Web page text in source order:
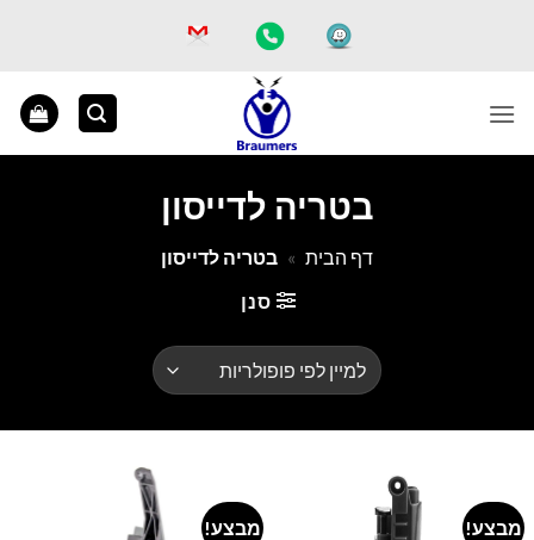
בטריה לדייסון
דף הבית » בטריה לדייסון
סנן
מבצע! מבצע!